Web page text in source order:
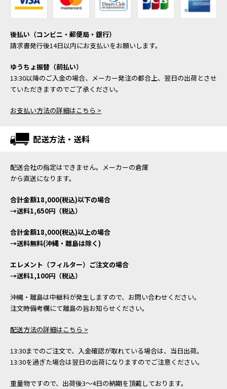
後払い（コンビニ・郵便局・銀行）
請求書発行後14日以内にお支払いをお願いします。
ゆうちょ振替（前払い）
13:30以降のご入金の場合、メーカー発注の都合上、翌日の出荷とさせ
ていただきますのでご了承ください。
お支払い方法の詳細はこちら >
配送方法・送料
配送会社の指定はできません。メーカーの倉庫
から直送になります。
合計金額18,000(税込)以下の場合
→送料1,650円（税込）
合計金額18,000(税込)以上の場合
→送料無料(沖縄・離島は除く)
エレメント（フィルター）ご注文の場合
→送料1,100円（税込）
沖縄・離島は中継料が発生しますので、お問い合わせください。
注文時備考欄にて離島の旨お知らせください。
配送方法の詳細はこちら >
13:30までのご注文で、入金確認が取れている場合は、当日出荷。
13:30を過ぎた場合は翌日の出荷になりますのでご注意ください。
重量物ですので、出荷後3～4日の納期を頂戴しております。